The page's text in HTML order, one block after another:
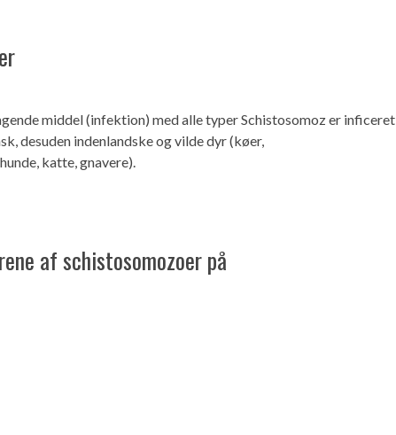
middel (infektion) med alle typer Schistosomoz er inficeret
desuden indenlandske og vilde dyr (køer,
katte, gnavere).
af schistosomozoer på